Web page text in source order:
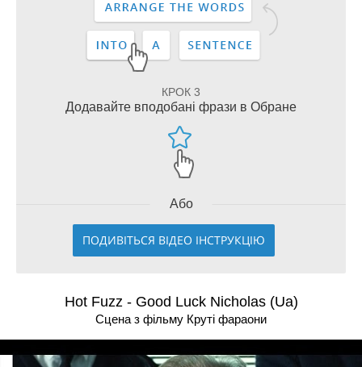
КРОК 3
Додавайте вподобані фрази в Обране
Або
ПОДИВІТЬСЯ ВІДЕО ІНСТРУКЦІЮ
Hot Fuzz - Good Luck Nicholas (Ua)
Сцена з фільму Крутi фараони